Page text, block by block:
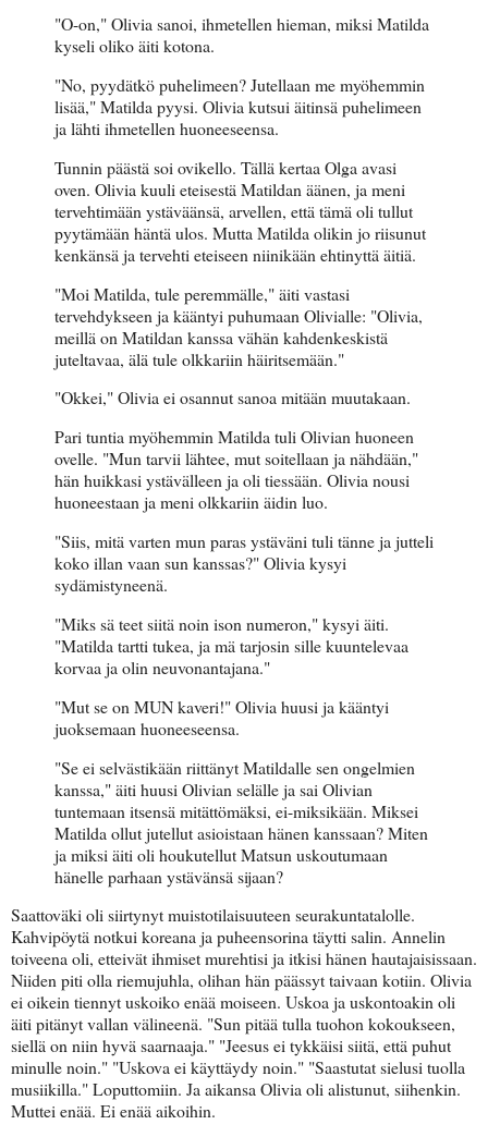
"O-on," Olivia sanoi, ihmetellen hieman, miksi Matilda
kyseli oliko äiti kotona.
"No, pyydätkö puhelimeen? Jutellaan me myöhemmin
lisää," Matilda pyysi. Olivia kutsui äitinsä puhelimeen
ja lähti ihmetellen huoneeseensa.
Tunnin päästä soi ovikello. Tällä kertaa Olga avasi
oven. Olivia kuuli eteisestä Matildan äänen, ja meni
tervehtimään ystäväänsä, arvellen, että tämä oli tullut
pyytämään häntä ulos. Mutta Matilda olikin jo riisunut
kenkänsä ja tervehti eteiseen niinikään ehtinyttä äitiä.
"Moi Matilda, tule peremmälle," äiti vastasi
tervehdykseen ja kääntyi puhumaan Olivialle: "Olivia,
meillä on Matildan kanssa vähän kahdenkeskistä
juteltavaa, älä tule olkkariin häiritsemään."
"Okkei," Olivia ei osannut sanoa mitään muutakaan.
Pari tuntia myöhemmin Matilda tuli Olivian huoneen
ovelle. "Mun tarvii lähtee, mut soitellaan ja nähdään,"
hän huikkasi ystävälleen ja oli tiessään. Olivia nousi
huoneestaan ja meni olkkariin äidin luo.
"Siis, mitä varten mun paras ystäväni tuli tänne ja jutteli
koko illan vaan sun kanssas?" Olivia kysyi
sydämistyneenä.
"Miks sä teet siitä noin ison numeron," kysyi äiti.
"Matilda tartti tukea, ja mä tarjosin sille kuuntelevaa
korvaa ja olin neuvonantajana."
"Mut se on MUN kaveri!" Olivia huusi ja kääntyi
juoksemaan huoneeseensa.
"Se ei selvästikään riittänyt Matildalle sen ongelmien
kanssa," äiti huusi Olivian selälle ja sai Olivian
tuntemaan itsensä mitättömäksi, ei-miksikään. Miksei
Matilda ollut jutellut asioistaan hänen kanssaan? Miten
ja miksi äiti oli houkutellut Matsun uskoutumaan
hänelle parhaan ystävänsä sijaan?
Saattoväki oli siirtynyt muistotilaisuuteen seurakuntatalolle.
Kahvipöytä notkui koreana ja puheensorina täytti salin. Annelin
toiveena oli, etteivät ihmiset murehtisi ja itkisi hänen hautajaisissaan.
Niiden piti olla riemujuhla, olihan hän päässyt taivaan kotiin. Olivia
ei oikein tiennyt uskoiko enää moiseen. Uskoa ja uskontoakin oli
äiti pitänyt vallan välineenä. "Sun pitää tulla tuohon kokoukseen,
siellä on niin hyvä saarnaaja." "Jeesus ei tykkäisi siitä, että puhut
minulle noin." "Uskova ei käyttäydy noin." "Saastutat sielusi tuolla
musiikilla." Loputtomiin. Ja aikansa Olivia oli alistunut, siihenkin.
Muttei enää. Ei enää aikoihin.